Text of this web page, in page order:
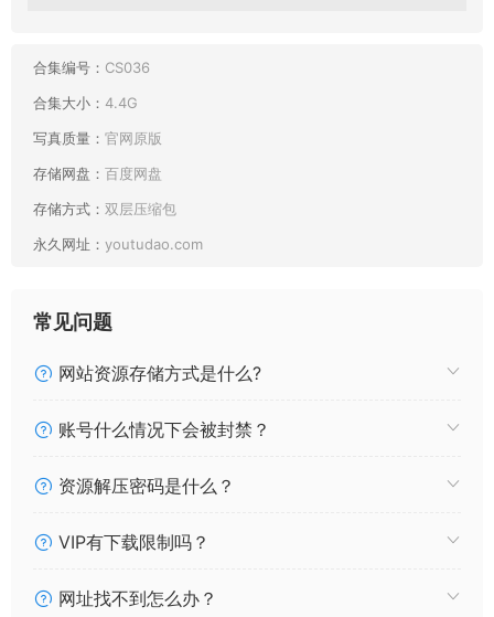
013 微博网红coser@你的负卿 英梨梨兔女郎 [10P80MB]\
012 微博网红coser@你的负卿 学姐兔女郎 [19P132MB]\
009 微博网红coser@你的负卿 穹妹兔女郎（车内）[10P34MB]\
008 微博网红coser@你的负卿 穹妹女仆 [9P38MB]\
007 微博网红coser@你的负卿 玛修泳装 [17P153MB]\
004 微博网红coser@你的负卿 窗台制服 [19P129MB]\
002 微博网红coser@你的负卿 爱宕花嫁 [10P108MB]\
000 微博网红coser@你的负卿 微博散图 [96P61MB]\
合集编号： CS036
合集大小： 4.4G
写真质量： 官网原版
存储网盘： 百度网盘
存储方式： 双层压缩包
永久网址： youtudao.com
常见问题
网站资源存储方式是什么?
账号什么情况下会被封禁？
资源解压密码是什么？
VIP有下载限制吗？
网址找不到怎么办？